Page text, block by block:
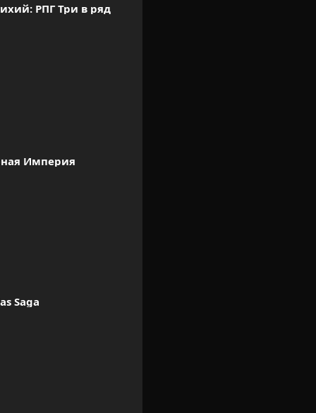
РПГ Три в ряд
Империя
Saga